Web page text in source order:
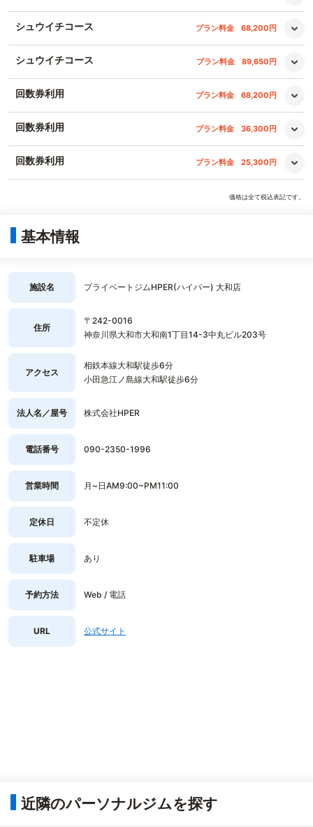
シュウイチコース プラン料金 68,200円
シュウイチコース プラン料金 89,650円
回数券利用 プラン料金 68,200円
回数券利用 プラン料金 36,300円
回数券利用 プラン料金 25,300円
価格は全て税込表記です。
基本情報
施設名 プライベートジムHPER(ハイパー) 大和店
住所
〒242-0016
神奈川県大和市大和南1丁目14-3中丸ビル203号
アクセス
相鉄本線大和駅徒歩6分
小田急江ノ島線大和駅徒歩6分
法人名／屋号 株式会社HPER
電話番号 090-2350-1996
営業時間 月~日AM9:00~PM11:00
定休日 不定休
駐車場 あり
予約方法 Web / 電話
URL 公式サイト
近隣のパーソナルジムを探す